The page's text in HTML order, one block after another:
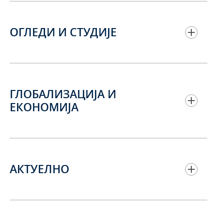
ОГЛЕДИ И СТУДИЈЕ
ГЛОБАЛИЗАЦИЈА И
ЕКОНОМИЈА
АКТУЕЛНО